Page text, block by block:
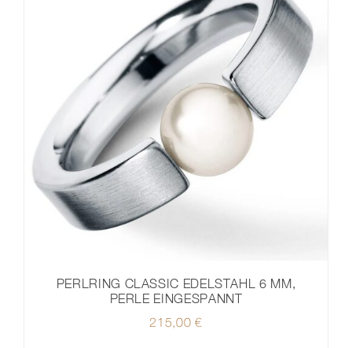
PERLRING CLASSIC EDELSTAHL 6 MM,
PERLE EINGESPANNT
215,00 €